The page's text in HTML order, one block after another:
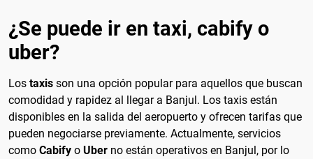
¿Se puede ir en taxi, cabify o
uber?
Los taxis son una opción popular para aquellos que buscan
comodidad y rapidez al llegar a Banjul. Los taxis están
disponibles en la salida del aeropuerto y ofrecen tarifas que
pueden negociarse previamente. Actualmente, servicios
como Cabify o Uber no están operativos en Banjul, por lo